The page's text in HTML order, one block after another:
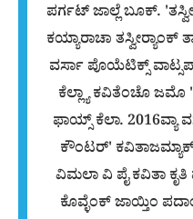
ಪರ್ಗಟ್ ಜಾಲ್ಲೆ ಬೂಕ್.
ಕಯ್ಯಾರಾಚಾ ತಸ್ವೀರ‍್ಯಾಂಕ್
ವರ್ಸಾ ಪೊಯೆಟಿಕ್ಸ್
ಕೆಲ್ಲ್ಯಾ ಕವಿತೆಂಚೊ ಜಮೊ
ಫಾಯ್ಸ್ ಕೆಲಾ. 2016ವ್ಯಾ
ಕೌಂಟರ್' ಕವಿತಾಜಮ್ಯಾಕ್
ವಿಮಲಾ ವಿ ಪೈ ಕವಿತಾ ಕೃತಿ
ಕೊವ್ಳೆಂಕ್ ಜಾಯ್ತಿಂ